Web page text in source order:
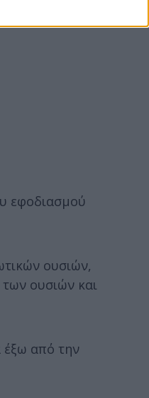
εφοδιασμού
ουσιών,
ουσιών και
έξω από την